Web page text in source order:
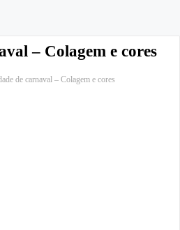
– Colagem e cores
de carnaval – Colagem e cores